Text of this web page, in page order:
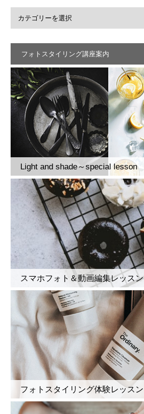
フォトスタイリング講座案内
Light and shade～special lesson
スマホフォト＆動画編集レッスン
フォトスタイリング体験レッスン